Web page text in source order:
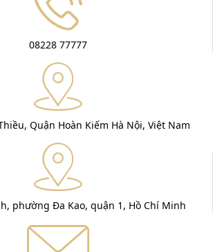
08228 77777
Quận Hoàn Kiếm Hà Nội, Việt Nam
phường Đa Kao, quận 1, Hồ Chí Minh